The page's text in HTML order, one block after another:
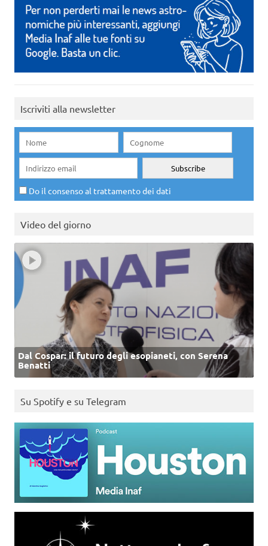
Iscriviti alla newsletter
Do il consenso al trattamento dei dati
Video del giorno
Dal Cospar: il futuro degli esopianeti, con Serena
Benatti
Su Spotify e su Telegram